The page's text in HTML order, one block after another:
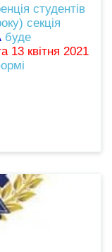
студентів
секція
буде
13 квітня 2021